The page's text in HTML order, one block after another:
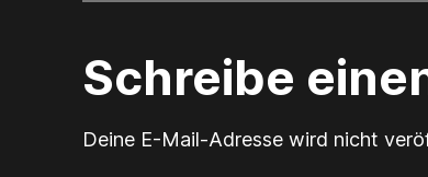
Schreibe
Deine E-Mail-Adresse wird nicht